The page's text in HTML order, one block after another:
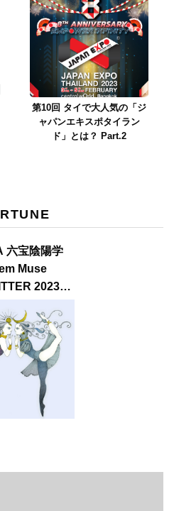
第10回 タイで大人気の「ジ
ャパンエキスポタイラン
ド」とは？ Part.2
六宝陰陽学
Muse
2023
issue】